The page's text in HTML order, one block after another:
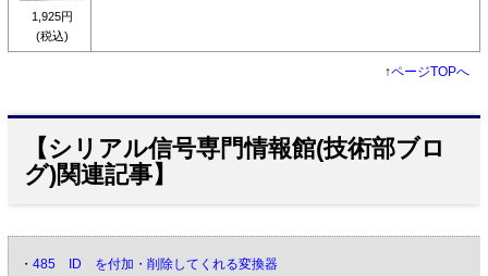
1,925円
(税込)
↑ページTOPへ
【シリアル信号専門情報館(技術部ブロ
グ)関連記事】
・ 485 ID を付加・削除してくれる変換器